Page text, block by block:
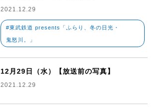
2021.12.29
#東武鉄道 presents「ふらり、冬の日光・
鬼怒川。」
12月29日（水）【放送前の写真】
2021.12.29